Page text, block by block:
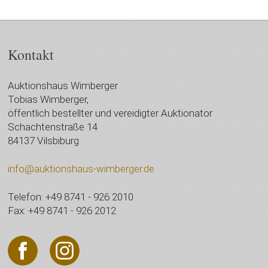
Kontakt
Auktionshaus Wimberger
Tobias Wimberger,
öffentlich bestellter und vereidigter Auktionator
Schachtenstraße 14
84137 Vilsbiburg
info@auktionshaus-wimberger.de
Telefon: +49 8741 - 926 2010
Fax: +49 8741 - 926 2012